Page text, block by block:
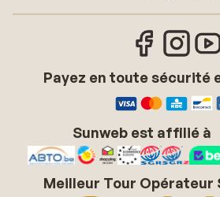
Payez en toute sécurité
Sunweb est affilié à
Meilleur Tour Opérateur